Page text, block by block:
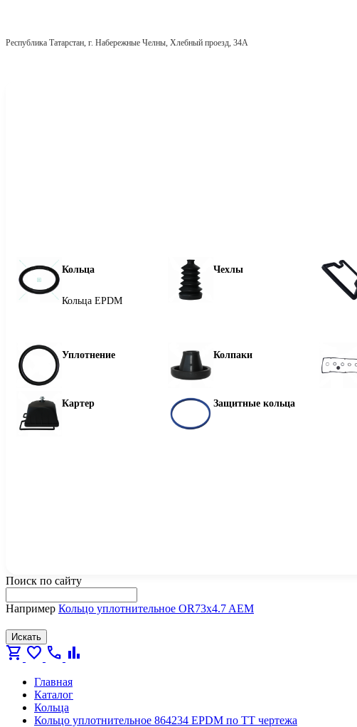
Республика Татарстан, г. Набережные Челны, Хлебный проезд, 34А
Кольца
Кольца EPDM
Чехлы
Уплотнение Колпаки
Картер Защитные кольца
Поиск по сайту
Например Кольцо уплотнительное OR73x4.7 AEM
Искать
shopping_cart favorite call bar_chart
Главная
Каталог
Кольца
Кольцо уплотнительное 864234 EPDM по ТТ чертежа